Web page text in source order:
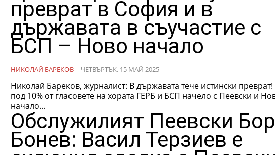
преврат в София и в
държавата в съучастие с
БСП – Ново начало
НИКОЛАЙ БАРЕКОВ - ЧЕТВЪРТЪК, 15 МАЙ 2025
Николай Бареков, журналист: В държавата тече истински преврат! С общо
под 10% от гласовете на хората ГЕРБ и БСП начело с Пеевски и
начало...
Обслужилият Пеевски
Бонев: Васил Терзиев е